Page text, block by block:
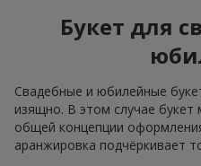
Букет для
Свадебные и юбилейные
изящно. В этом случае
общей концепции
аранжировка подчёркивает